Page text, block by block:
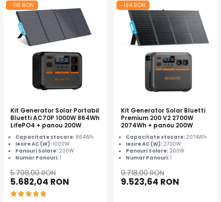
-116 RON
Kit Generator Solar Portabil
Bluetti AC70P 1000W 864Wh
LifePO4 + panou 200W
Capacitate stocare: 864Wh
Iesire AC (W):1000W
Panouri Solare: 200W
Numar Panouri:1
5.798,00 RON
5.682,04 RON
-194 RON
Kit Generator Solar Bluetti
Premium 200 V2 2700W
2074Wh + panou 200W
Capacitate stocare: 2074Wh
Iesire AC (W): 2700W
Panouri Solare: 200W
Numar Panouri:1
9.718,00 RON
9.523,64 RON